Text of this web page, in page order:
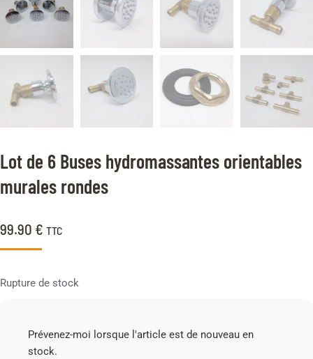
Lot de 6 Buses hydromassantes orientables
murales rondes
99.90 € TTC
Rupture de stock
Prévenez-moi lorsque l'article est de nouveau en
stock.